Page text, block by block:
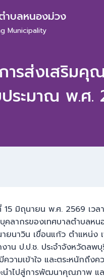
ำบลหนองม่วง
Municipality
ารส่งเสริมคุ
ระมาณ พ.ศ.
15 มิถุนายน พ.ศ. 2569 เว
คลากรของเทศบาลตำบลหน
ยนาวิน เขื่อนแก้ว ตำแหน่
าน ป.ป.ช. ประจำจังหวัดลพ
วามเข้าใจ และตระหนักถึ
นำไปสู่การพัฒนาคุณภาพ แล